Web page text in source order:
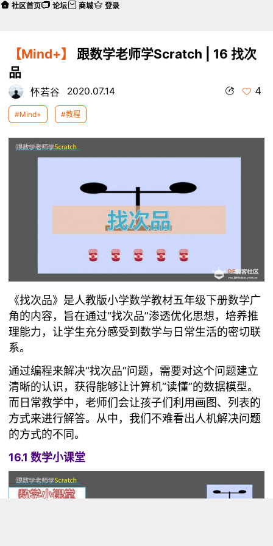
【Mind+】
跟数学老师学Scratch | 16 找次
品
怀若谷 2020.07.14 4
#Mind+ #教程
《找次品》是人教版小学数学教材五年级下册数学广
角的内容，旨在通过“找次品”渗透优化思想，培养推
理能力，让学生充分感受到数学与日常生活的密切联
系。
通过编程来解决“找次品”问题，需要对这个问题建立
清晰的认识，获得能够让计算机“读懂”的数据模型。
而日常教学中，老师们会让孩子们利用画图、列表的
方式来进行解答。从中，我们不难看出人机解决问题
的方式的不同。
16.1 数学小课堂
社区首页 论坛 商城 登录